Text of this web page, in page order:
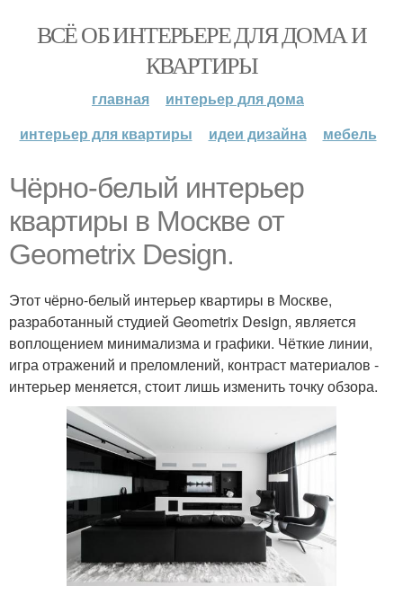
ВСЁ ОБ ИНТЕРЬЕРЕ ДЛЯ ДОМА И
КВАРТИРЫ
главная
интерьер для дома
интерьер для квартиры
идеи дизайна мебель
Чёрно-белый интерьер
квартиры в Москве от
Geometrix Design.
Этот чёрно-белый интерьер квартиры в Москве,
разработанный студией Geometrix Design, является
воплощением минимализма и графики. Чёткие линии,
игра отражений и преломлений, контраст материалов -
интерьер меняется, стоит лишь изменить точку обзора.